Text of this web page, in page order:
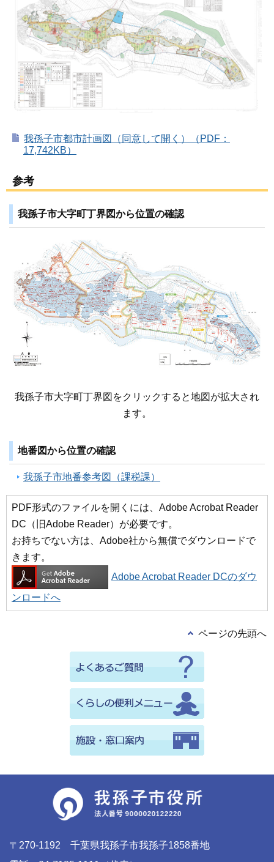
我孫子市都市計画図（同意して開く）（PDF：
17,742KB）
参考
我孫子市大字町丁界図から位置の確認
我孫子市大字町丁界図をクリックすると地図が拡大され
ます。
地番図から位置の確認
我孫子市地番参考図（課税課）
PDF形式のファイルを開くには、Adobe Acrobat Reader
DC（旧Adobe Reader）が必要です。
お持ちでない方は、Adobe社から無償でダウンロードで
きます。
Adobe Acrobat Reader DCのダウ
ンロードへ
ページの先頭へ
〒270-1192 千葉県我孫子市我孫子1858番地